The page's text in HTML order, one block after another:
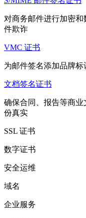
对商务邮件进行加密
件欺诈
VMC 证书
为邮件签名添加品牌
文档签名证书
确保合同、报告等商
份真实
SSL 证书
数字证书
安全运维
域名
企业服务